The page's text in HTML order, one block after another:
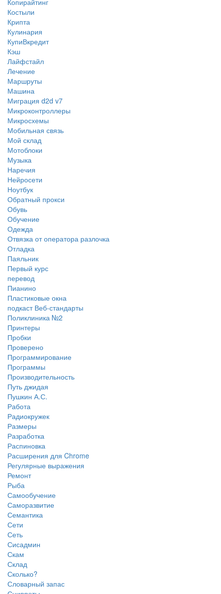
Копирайтинг
Костыли
Крипта
Кулинария
КупиВкредит
Кэш
Лайфстайл
Лечение
Маршруты
Машина
Миграция d2d v7
Микроконтроллеры
Микросхемы
Мобильная связь
Мой склад
Мотоблоки
Музыка
Наречия
Нейросети
Ноутбук
Обратный прокси
Обувь
Обучение
Одежда
Отвязка от оператора разлочка
Отладка
Паяльник
Первый курс
перевод
Пианино
Пластиковые окна
подкаст Веб-стандарты
Поликлиника №2
Принтеры
Пробки
Проверено
Программирование
Программы
Производительность
Путь джидая
Пушкин А.С.
Работа
Радиокружек
Размеры
Разработка
Распиновка
Расширения для Chrome
Регулярные выражения
Ремонт
Рыба
Самообучение
Саморазвитие
Семантика
Сети
Сеть
Сисадмин
Скам
Склад
Сколько?
Словарный запас